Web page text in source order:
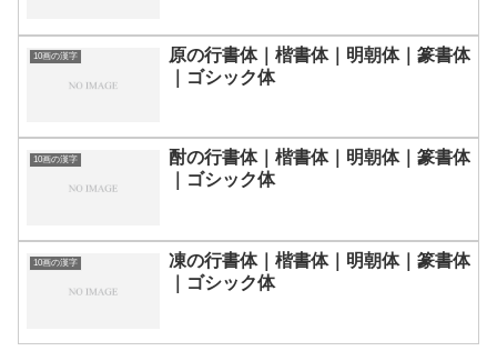
10画の漢字
原の行書体｜楷書体｜明朝体｜篆書体
｜ゴシック体
10画の漢字
酎の行書体｜楷書体｜明朝体｜篆書体
｜ゴシック体
10画の漢字
凍の行書体｜楷書体｜明朝体｜篆書体
｜ゴシック体